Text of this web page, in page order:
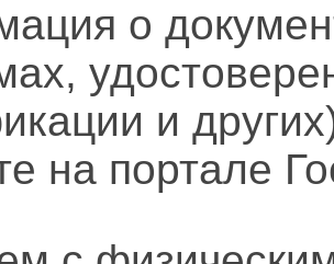
о
и
на портале